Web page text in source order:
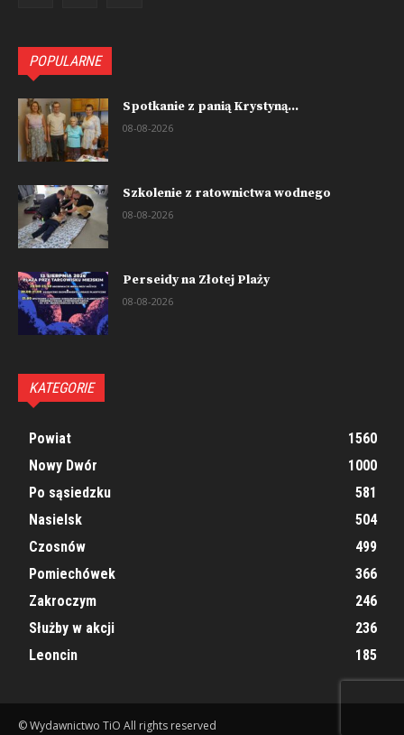
POPULARNE
Spotkanie z panią Krystyną...
08-08-2026
Szkolenie z ratownictwa wodnego
08-08-2026
Perseidy na Złotej Plaży
08-08-2026
KATEGORIE
Powiat
1560
Nowy Dwór
1000
Po sąsiedzku
581
Nasielsk
504
Czosnów
499
Pomiechówek
366
Zakroczym
246
Służby w akcji
236
Leoncin
185
© Wydawnictwo TiO All rights reserved